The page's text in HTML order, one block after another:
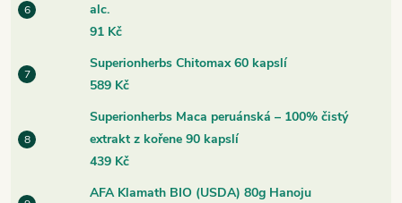
alc.
91 Kč
Superionherbs Chitomax 60 kapslí
589 Kč
Superionherbs Maca peruánská – 100% čistý
extrakt z kořene 90 kapslí
439 Kč
AFA Klamath BIO (USDA) 80g Hanoju